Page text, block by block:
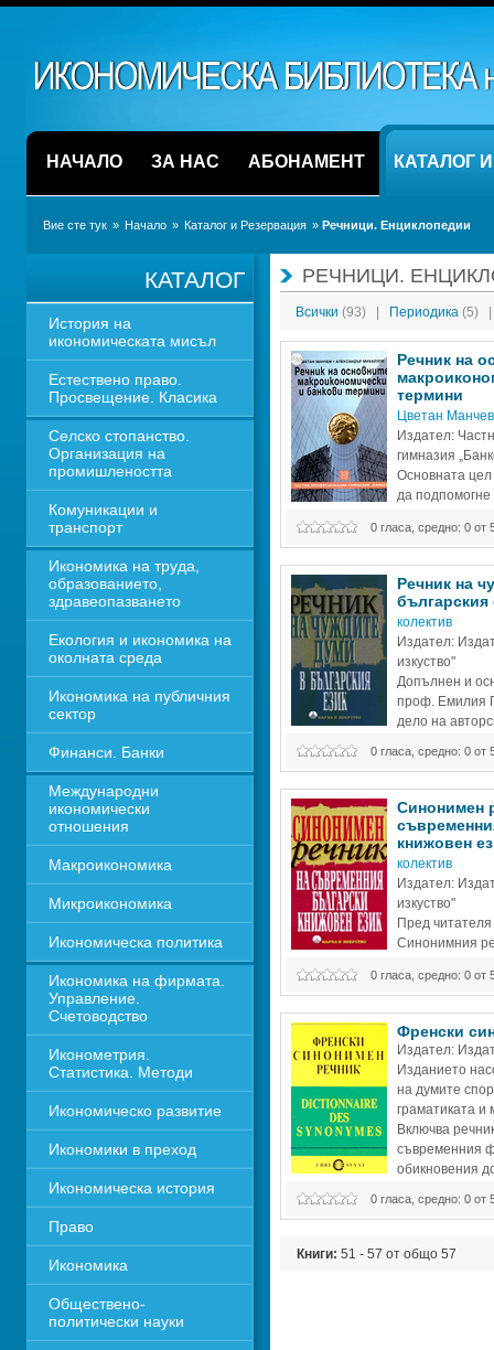
НАЧАЛО ЗА НАС АБОНАМЕНТ КАТАЛОГ
Вие сте тук » Начало » Каталог и Резервация » Речници. Енциклопедии
КАТАЛОГ
История на
икономическата мисъл
Естествено право.
Просвещение. Класика
Селско стопанство.
Организация на
промишлеността
Комуникации и
транспорт
Икономика на труда,
образованието,
здравеопазването
Екология и икономика на
околната среда
Икономика на публичния
сектор
Финанси. Банки
Международни
икономически
отношения
Макроикономика
Микроикономика
Икономическа политика
Икономика на фирмата.
Управление.
Счетоводство
Иконометрия.
Статистика. Методи
Икономическо развитие
Икономики в преход
Икономическа история
Право
Икономика
Обществено-
политически науки
РЕЧНИЦИ.
Всички (93) Периодика (5)
Речник на
термини
Цветан Манчев
Издател:
гимназия
Основната
да подпомогне
финанси и кредит; пари, банки
0 гласа, средно: 0 от
Речник на
българския
колектив
Издател:
изкуство"
Допълнен и
проф. Емилия
дело на
българската лексикография.
0 гласа, средно: 0 от
Синонимен
книжовен
колектив
Издател:
изкуство"
Пред
Синонимния
представя по най-пълен,
0 гласа, средно: 0 от
Френски
Издател:
Изданието
на думите
граматиката и
Включва
съвременния
обикновения
0 гласа, средно: 0 от
Книги: 51 - 57 от общо 57